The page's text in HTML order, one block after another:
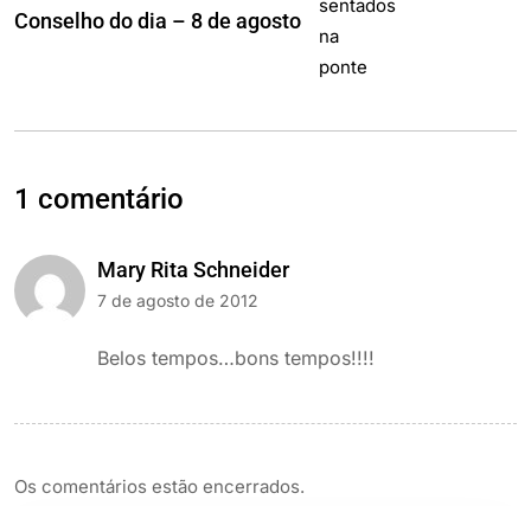
Conselho do dia – 8 de agosto
1 comentário
Mary Rita Schneider
7 de agosto de 2012
Belos tempos…bons tempos!!!!
Os comentários estão encerrados.